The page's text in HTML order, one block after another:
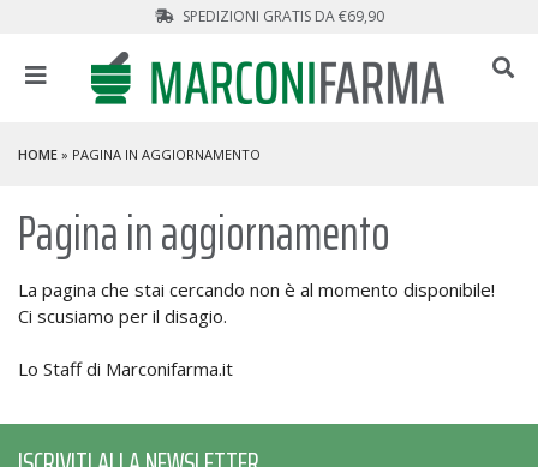
SPEDIZIONI GRATIS DA €69,90
HOME » PAGINA IN AGGIORNAMENTO
Pagina in aggiornamento
La pagina che stai cercando non è al momento disponibile!
Ci scusiamo per il disagio.
Lo Staff di Marconifarma.it